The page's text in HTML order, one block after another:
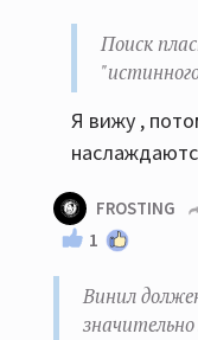
Поиск
Я вижу ,
FROSTING
1
Винил